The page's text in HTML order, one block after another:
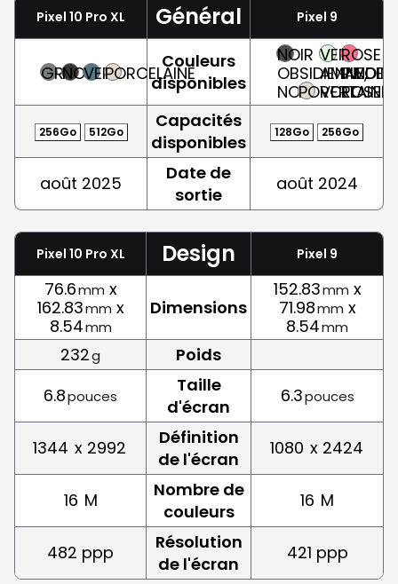
Pixel 10 Pro XL Général Pixel 9
GRISNOIRVERTPORCELAINE
Couleurs
disponibles
NOIR
OBSIDIENNE,
NOIRPORCELAINE
VERT
AMANDE,
VERT
ROSE
ROSE
256Go 512Go
Capacités
disponibles
128Go 256Go
août 2025
Date de
sortie
août 2024
Pixel 10 Pro XL Design Pixel 9
76.6mm x
162.83mm x
8.54mm
Dimensions
152.83mm x
71.98mm x
8.54mm
232g
Poids
6.8pouces
Taille
d'écran
6.3pouces
1344 x 2992
Définition
de l'écran
1080 x 2424
16 M
Nombre de
couleurs
16 M
482 ppp
Résolution
de l'écran
421 ppp